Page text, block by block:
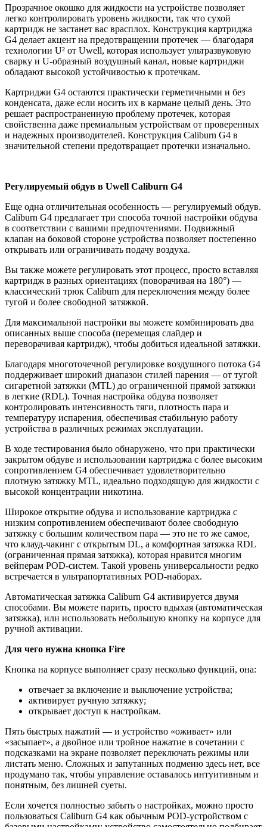
Прозрачное окошко для жидкости на устройстве позволяет
легко контролировать уровень жидкости, так что сухой
картридж не застанет вас врасплох. Конструкция картриджа
G4 делает акцент на предотвращении протечек — благодаря
технологии U² от Uwell, которая использует ультразвуковую
сварку и U-образный воздушный канал, новые картриджи
обладают высокой устойчивостью к протечкам.
Картриджи G4 остаются практически герметичными и без
конденсата, даже если носить их в кармане целый день. Это
решает распространенную проблему протечек, которая
свойственна даже премиальным устройствам от проверенных
и надежных производителей. Конструкция Caliburn G4 в
значительной степени предотвращает протечки изначально.
Регулируемый обдув в Uwell Caliburn G4
Еще одна отличительная особенность — регулируемый обдув.
Caliburn G4 предлагает три способа точной настройки обдува
в соответствии с вашими предпочтениями. Подвижный
клапан на боковой стороне устройства позволяет постепенно
открывать или ограничивать подачу воздуха.
Вы также можете регулировать этот процесс, просто вставляя
картридж в разных ориентациях (поворачивая на 180°) —
классический трюк Caliburn для переключения между более
тугой и более свободной затяжкой.
Для максимальной настройки вы можете комбинировать два
описанных выше способа (перемещая слайдер и
переворачивая картридж), чтобы добиться идеальной затяжки.
Благодаря многоточечной регулировке воздушного потока G4
поддерживает широкий диапазон стилей парения — от тугой
сигаретной затяжки (MTL) до ограниченной прямой затяжки
в легкие (RDL). Точная настройка обдува позволяет
контролировать интенсивность тяги, плотность пара и
температуру испарения, обеспечивая стабильную работу
устройства в различных режимах эксплуатации.
В ходе тестирования было обнаружено, что при практически
закрытом обдуве и использовании картриджа с более высоким
сопротивлением G4 обеспечивает удовлетворительно
плотную затяжку MTL, идеально подходящую для жидкости с
высокой концентрации никотина.
Широкое открытие обдува и использование картриджа с
низким сопротивлением обеспечивают более свободную
затяжку с большим количеством пара — это не то же самое,
что клауд-чакинг с открытым DL, а комфортная затяжка RDL
(ограниченная прямая затяжка), которая нравится многим
вейперам POD-систем. Такой уровень универсальности редко
встречается в ультрапортативных POD-наборах.
Автоматическая затяжка Caliburn G4 активируется двумя
способами. Вы можете парить, просто вдыхая (автоматическая
затяжка), или использовать небольшую кнопку на корпусе для
ручной активации.
Для чего нужна кнопка Fire
Кнопка на корпусе выполняет сразу несколько функций, она:
отвечает за включение и выключение устройства;
активирует ручную затяжку;
открывает доступ к настройкам.
Пять быстрых нажатий — и устройство «оживает» или
«засыпает», а двойное или тройное нажатие в сочетании с
подсказками на экране позволяет переключать режимы или
листать меню. Сложных и запутанных подменю здесь нет, все
продумано так, чтобы управление оставалось интуитивным и
понятным, без лишней суеты.
Если хочется полностью забыть о настройках, можно просто
пользоваться Caliburn G4 как обычным POD-устройством с